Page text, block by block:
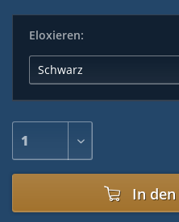
Eloxieren:
In den